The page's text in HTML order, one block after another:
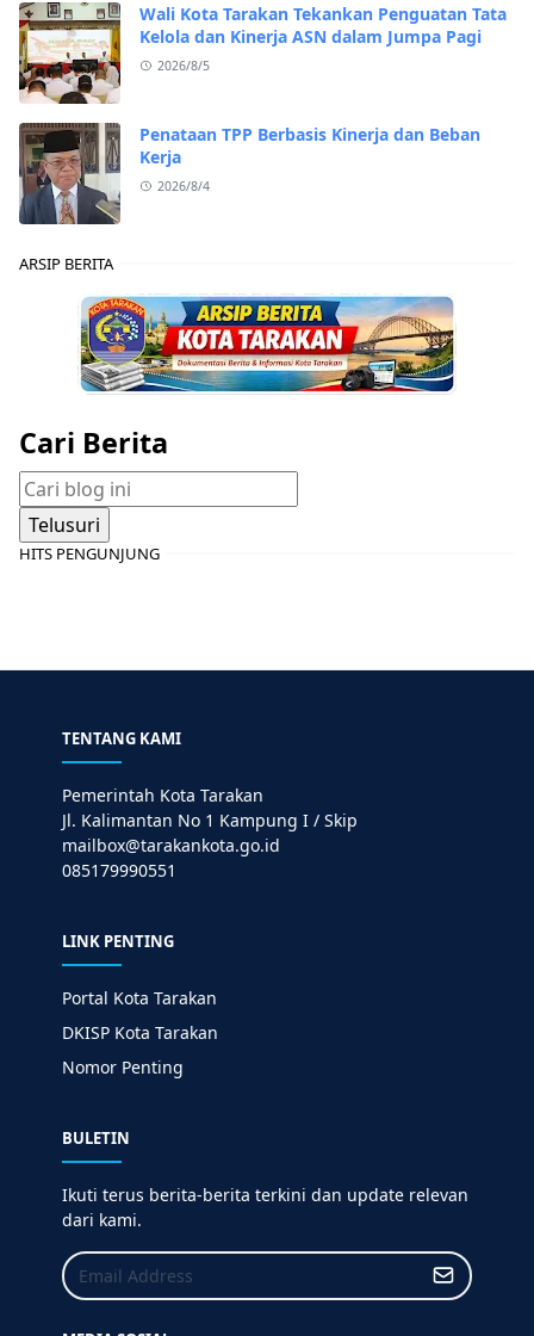
Wali Kota Tarakan Tekankan Penguatan Tata
Kelola dan Kinerja ASN dalam Jumpa Pagi
2026/8/5
Penataan TPP Berbasis Kinerja dan Beban
Kerja
2026/8/4
ARSIP BERITA
Cari Berita
HITS PENGUNJUNG
TENTANG KAMI
Pemerintah Kota Tarakan
Jl. Kalimantan No 1 Kampung I / Skip
mailbox@tarakankota.go.id
085179990551
LINK PENTING
Portal Kota Tarakan
DKISP Kota Tarakan
Nomor Penting
BULETIN
Ikuti terus berita-berita terkini dan update relevan
dari kami.